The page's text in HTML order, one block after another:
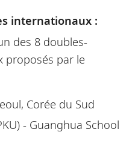
internationaux :
des 8 doubles-
proposés par le
Corée du Sud
- Guanghua School